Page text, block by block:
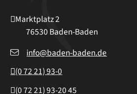
Marktplatz 2
76530 Baden-Baden
info@baden-baden.de
(07221) 93-0
(07221) 93-2045